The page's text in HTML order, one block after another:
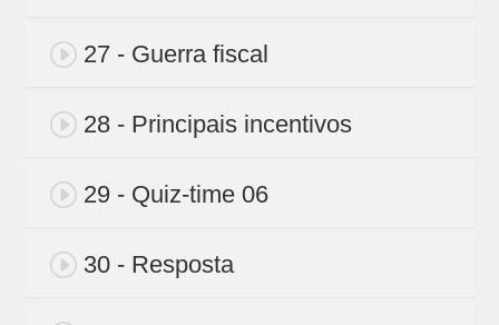
27 - Guerra fiscal
28 - Principais incentivos
29 - Quiz-time 06
30 - Resposta